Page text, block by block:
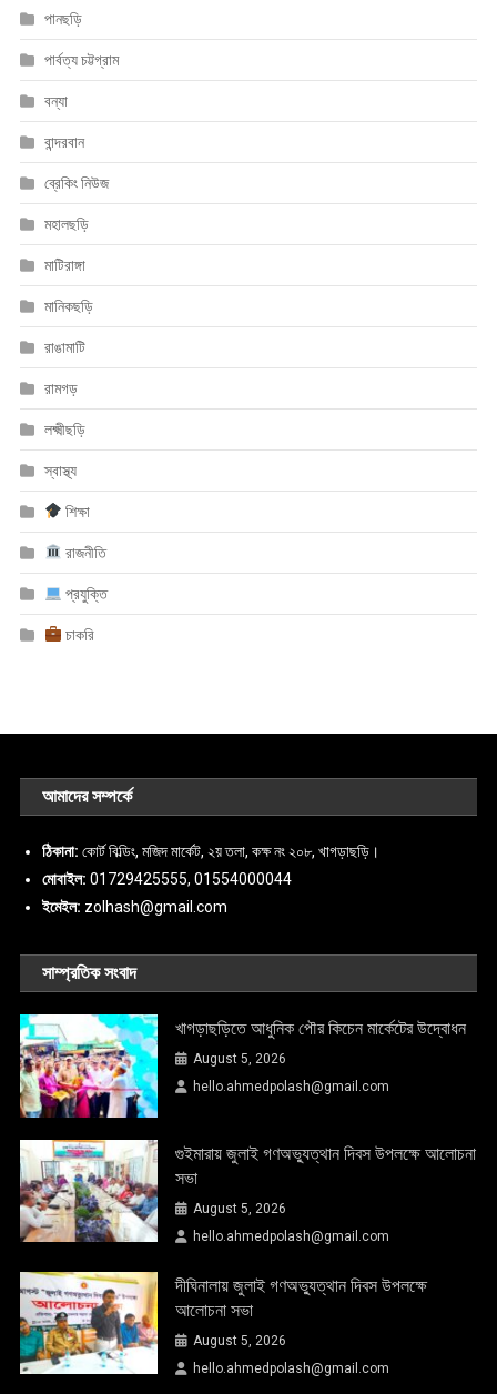
পানছড়ি
পার্বত্য চট্টগ্রাম
বন্যা
বান্দরবান
ব্রেকিং নিউজ
মহালছড়ি
মাটিরাঙ্গা
মানিকছড়ি
রাঙামাটি
রামগড়
লক্ষ্মীছড়ি
স্বাস্থ্য
শিক্ষা
রাজনীতি
প্রযুক্তি
চাকরি
আমাদের সম্পর্কে
ঠিকানা: কোর্ট বিল্ডিং, মজিদ মার্কেট, ২য় তলা, কক্ষ নং ২০৮, খাগড়াছড়ি।
মোবাইল: 01729425555, 01554000044
ইমেইল: zolhash@gmail.com
সাম্প্রতিক সংবাদ
খাগড়াছড়িতে আধুনিক পৌর কিচেন মার্কেটের উদ্বোধন
August 5, 2026
hello.ahmedpolash@gmail.com
গুইমারায় জুলাই গণঅভ্যুত্থান দিবস উপলক্ষে আলোচনা
সভা
August 5, 2026
hello.ahmedpolash@gmail.com
দীঘিনালায় জুলাই গণঅভ্যুত্থান দিবস উপলক্ষে
আলোচনা সভা
August 5, 2026
hello.ahmedpolash@gmail.com